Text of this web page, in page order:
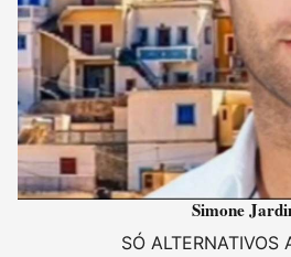
Simone
SÓ ALTERNATIVOS